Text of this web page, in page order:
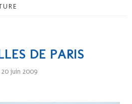
DE PARIS
20 juin 2009